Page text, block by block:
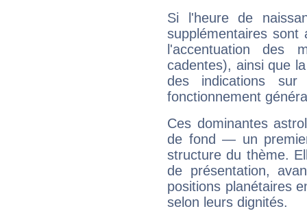
Si l'heure de
supplémentaires sont
l'accentuation des
cadentes), ainsi que
des indications sur
fonctionnement
Ces dominantes
de fond — un
structure du thème.
de présentation,
positions planétaires
selon leurs dignités.